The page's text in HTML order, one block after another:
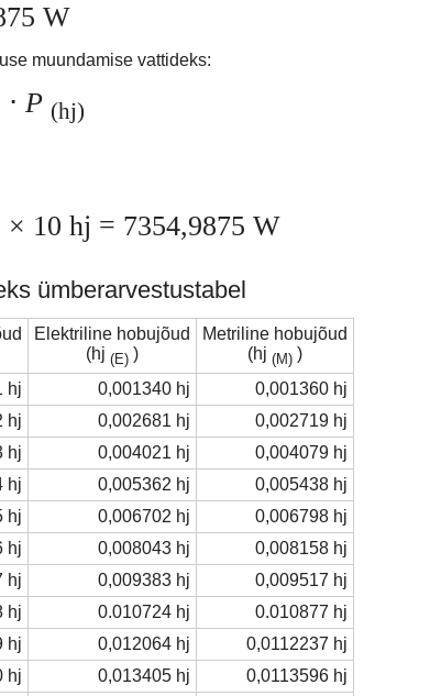
W
muundamise vattideks:
P (hj)
× 10 hj = 7354,9875 W
ümberarvestustabel
Elektriline hobujõud
(hj (E) )
Metriline hobujõud
(hj (M) )
hj 0,001340 hj
0,001360 hj
hj 0,002681 hj
0,002719 hj
hj 0,004021 hj
0,004079 hj
hj 0,005362 hj
0,005438 hj
hj 0,006702 hj
0,006798 hj
hj 0,008043 hj
0,008158 hj
hj 0,009383 hj
0,009517 hj
hj 0.010724 hj
0.010877 hj
hj 0,012064 hj
0,0112237 hj
hj 0,013405 hj
0,0113596 hj